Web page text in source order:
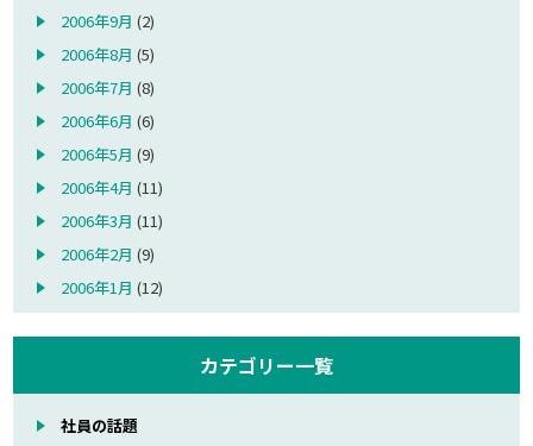
2006年9月 (2)
2006年8月 (5)
2006年7月 (8)
2006年6月 (6)
2006年5月 (9)
2006年4月 (11)
2006年3月 (11)
2006年2月 (9)
2006年1月 (12)
カテゴリー一覧
社員の話題